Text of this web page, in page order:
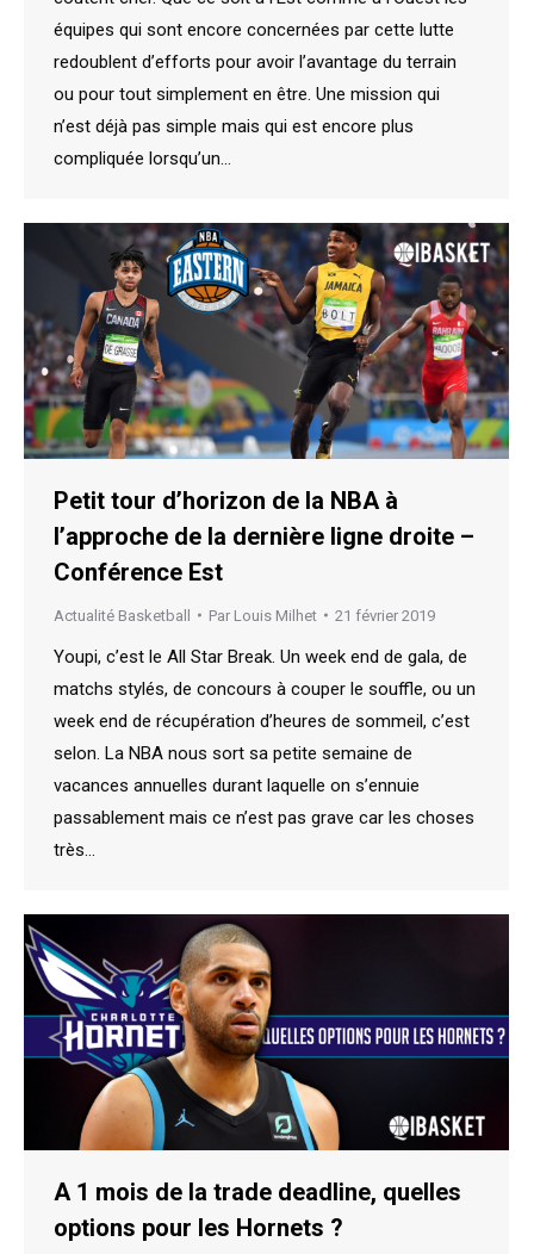
équipes qui sont encore concernées par cette lutte
redoublent d’efforts pour avoir l’avantage du terrain
ou pour tout simplement en être. Une mission qui
n’est déjà pas simple mais qui est encore plus
compliquée lorsqu’un…
Petit tour d’horizon de la NBA à
l’approche de la dernière ligne droite –
Conférence Est
Actualité Basketball Par Louis Milhet 21 février 2019
Youpi, c’est le All Star Break. Un week end de gala, de
matchs stylés, de concours à couper le souffle, ou un
week end de récupération d’heures de sommeil, c’est
selon. La NBA nous sort sa petite semaine de
vacances annuelles durant laquelle on s’ennuie
passablement mais ce n’est pas grave car les choses
très…
A 1 mois de la trade deadline, quelles
options pour les Hornets ?